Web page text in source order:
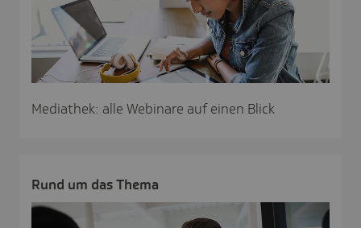
Mediathek: alle Webinare auf einen Blick
Rund um das Thema